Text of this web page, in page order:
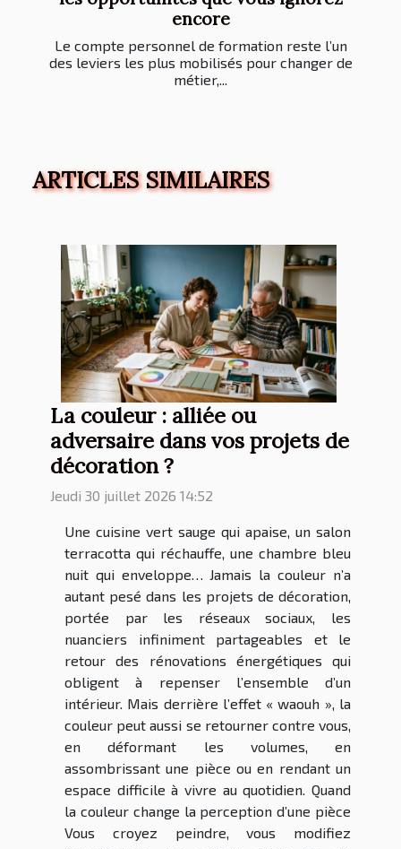
encore
Le compte personnel de formation reste l’un
des leviers les plus mobilisés pour changer de
métier,...
ARTICLES SIMILAIRES
La couleur : alliée ou
adversaire dans vos projets de
décoration ?
Jeudi 30 juillet 2026 14:52
Une cuisine vert sauge qui apaise, un salon
terracotta qui réchauffe, une chambre bleu
nuit qui enveloppe… Jamais la couleur n’a
autant pesé dans les projets de décoration,
portée par les réseaux sociaux, les
nuanciers infiniment partageables et le
retour des rénovations énergétiques qui
obligent à repenser l’ensemble d’un
intérieur. Mais derrière l’effet « waouh », la
couleur peut aussi se retourner contre vous,
en déformant les volumes, en
assombrissant une pièce ou en rendant un
espace difficile à vivre au quotidien. Quand
la couleur change la perception d’une pièce
Vous croyez peindre, vous modifiez